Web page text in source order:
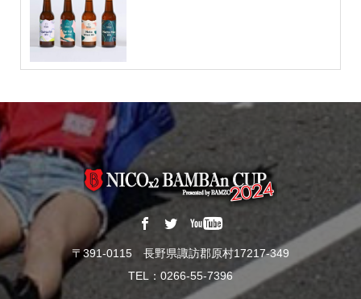
〒391-0115 長野県諏訪郡原村17217-349
TEL：0266-55-7396